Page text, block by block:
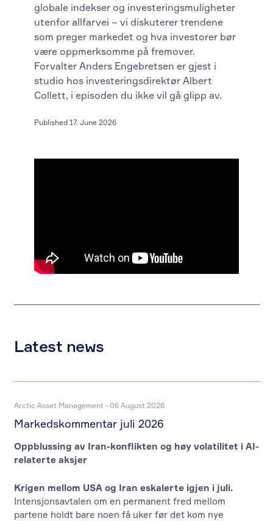
globale indekser og investeringsmuligheter
utenfor allfarvei – vi diskuterer trendene
som preger markedet og hva investorer bør
være oppmerksomme på fremover.
Forvalter Anders Engebretsen er gjest i
studio hos investeringsdirektør Albert
Collett, i episoden du ikke vil gå glipp av.
Published 17. June 2026
Latest news
Arctic Asset Management - 06 August 2026
Markedskommentar juli 2026
Oppblussing av Iran-konflikten og høy volatilitet i AI-
relaterte aksjer
Krigen mellom USA og Iran eskalerte igjen i juli.
Intensjonsavtalen om en permanent fred mellom
partene holdt bare noen få uker før det kom nye